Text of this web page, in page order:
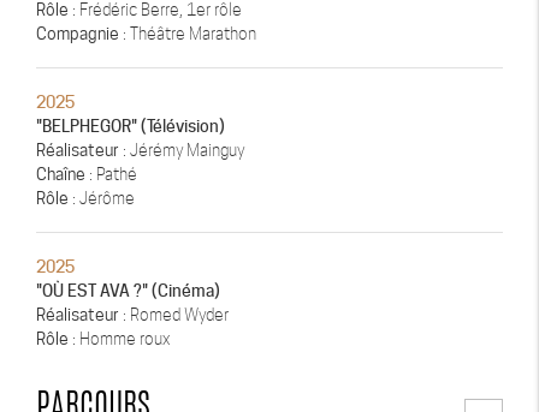
Rôle : Frédéric Berre, 1er rôle
Compagnie : Théâtre Marathon
2025
"BELPHEGOR" (Télévision)
Réalisateur : Jérémy Mainguy
Chaîne : Pathé
Rôle : Jérôme
2025
"OÙ EST AVA ?" (Cinéma)
Réalisateur : Romed Wyder
Rôle : Homme roux